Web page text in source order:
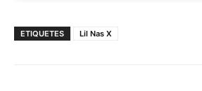
ETIQUETES Lil Nas X